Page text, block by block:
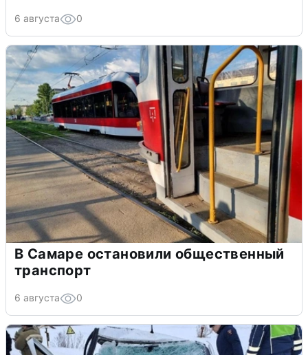
6 августа 0
В Самаре остановили общественный
транспорт
6 августа 0